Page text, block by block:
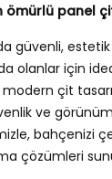
ömürlü panel
güvenli, estetik
olanlar için
modern çit
ve
bahçenizi
çözümleri